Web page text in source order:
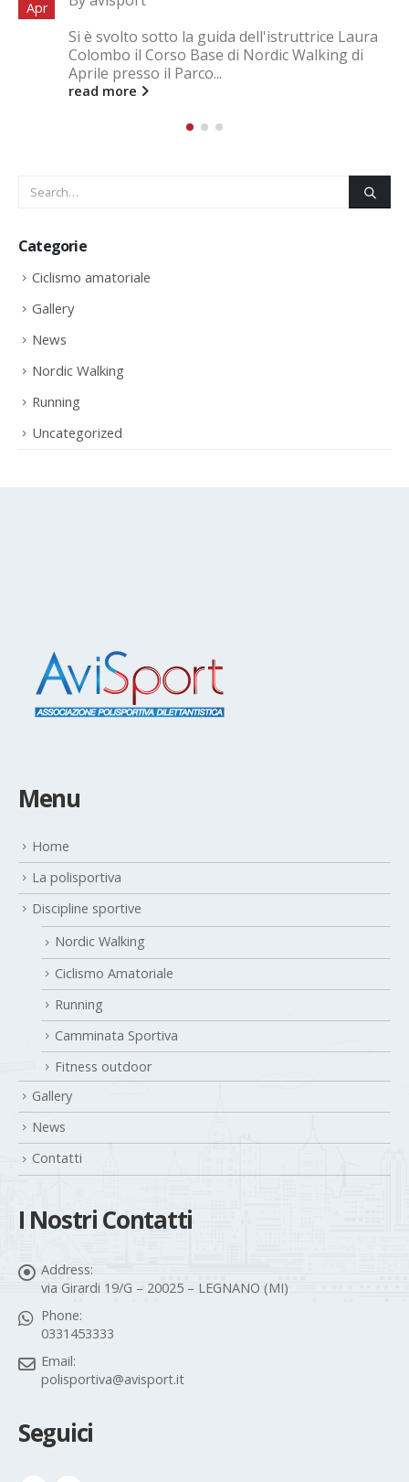
Apr
Si è svolto sotto la guida dell'istruttrice Laura
Colombo il Corso Base di Nordic Walking di
Aprile presso il Parco...
read more
Categorie
Ciclismo amatoriale
Gallery
News
Nordic Walking
Running
Uncategorized
Menu
Home
La polisportiva
Discipline sportive
Nordic Walking
Ciclismo Amatoriale
Running
Camminata Sportiva
Fitness outdoor
Gallery
News
Contatti
I Nostri Contatti
Address:
via Girardi 19/G – 20025 – LEGNANO (MI)
Phone:
0331453333
Email:
polisportiva@avisport.it
Seguici